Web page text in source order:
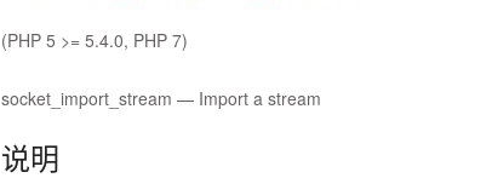
(PHP 5 >= 5.4.0, PHP 7)
socket_import_stream — Import a stream
说明